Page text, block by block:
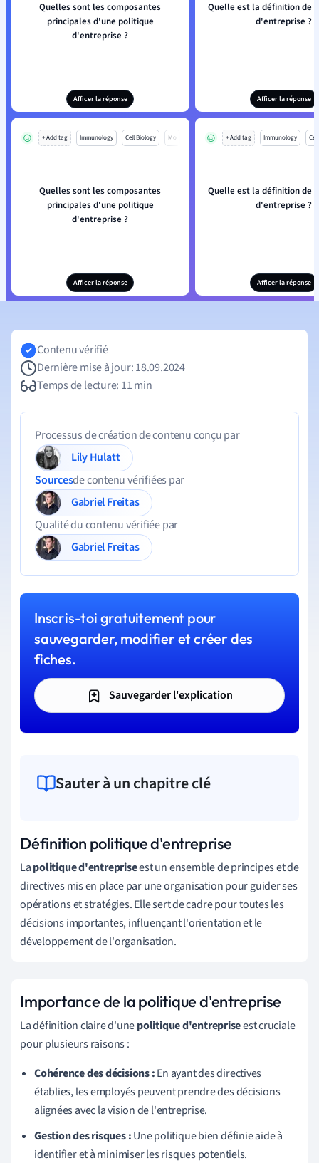
Quelles sont les composantes
principales d'une politique
d'entreprise ?
Afficer la réponse
Quelle est la définition de
d'entreprise ?
Afficer la réponse
+ Add tag Immunology Cell Biology Mo
Quelles sont les composantes
principales d'une politique
d'entreprise ?
Afficer la réponse
+ Add tag Immunology
Quelle est la définition de
d'entreprise ?
Afficer la réponse
Contenu vérifié
Dernière mise à jour: 18.09.2024
Temps de lecture: 11 min
Processus de création de contenu conçu par
Lily Hulatt
Sourcesde contenu vérifiées par
Gabriel Freitas
Qualité du contenu vérifiée par
Gabriel Freitas
Inscris-toi gratuitement pour
sauvegarder, modifier et créer des
fiches.
Sauvegarder l'explication
Sauter à un chapitre clé
Définition politique d'entreprise
Lapolitique d'entrepriseest un ensemble de principes et de
directives mis en place par une organisation pour guider ses
opérations et stratégies. Elle sert de cadre pour toutes les
décisions importantes, influençant l'orientation et le
développement de l'organisation.
Importance de la politique d'entreprise
La définition claire d'unepolitique d'entrepriseest cruciale
pour plusieurs raisons :
Cohérence des décisions :En ayant des directives
établies, les employés peuvent prendre des décisions
alignées avec la vision de l'entreprise.
Gestion des risques :Une politique bien définie aide à
identifier et à minimiser les risques potentiels.